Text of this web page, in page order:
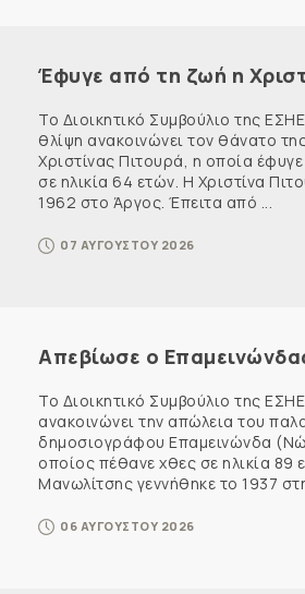
Έφυγε από τη ζωή η
Το Διοικητικό Συμβούλιο της
θλίψη ανακοινώνει τον θάνατο
Χριστίνας Πιτουρά, η οποία
σε ηλικία 64 ετών. Η Χριστίνα
1962 στο Άργος. Έπειτα από ...
07 ΑΥΓΟΥΣΤΟΥ 2026
Απεβίωσε ο
Το Διοικητικό Συμβούλιο της
ανακοινώνει την απώλεια του
δημοσιογράφου Επαμεινώνδα
οποίος πέθανε χθες σε ηλικία
Μανωλίτσης γεννήθηκε το 1937
06 ΑΥΓΟΥΣΤΟΥ 2026